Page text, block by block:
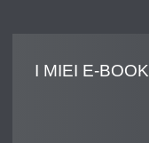
I MIEI E-BOOK